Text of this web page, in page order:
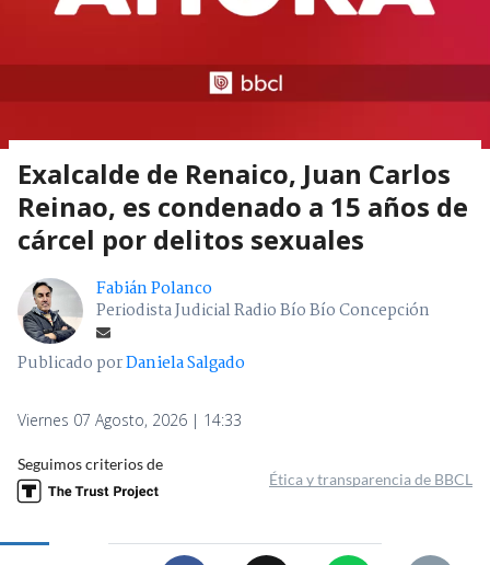
Exalcalde de Renaico, Juan Carlos
Reinao, es condenado a 15 años de
cárcel por delitos sexuales
Fabián Polanco
Periodista Judicial Radio Bío Bío Concepción
Publicado porDaniela Salgado
Viernes 07 Agosto, 2026 | 14:33
Seguimos criterios de
Ética y transparencia de BBCL